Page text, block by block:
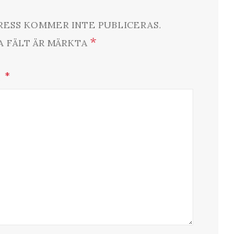
KOMMER INTE PUBLICERAS.
FÄLT ÄR MÄRKTA *